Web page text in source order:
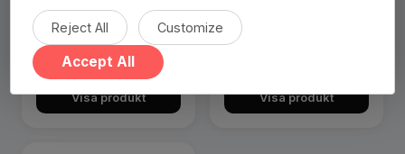
Football Manager 2023 -
PC Download
799 SEK
Visa produkt
Football Manager 2022
(PC Download)
Visa produkt
Reject All Customize
Accept All